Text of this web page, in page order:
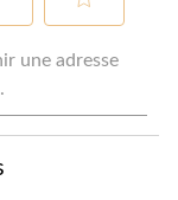
pour
une adresse